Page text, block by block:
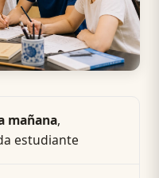
mañana,
estudiante